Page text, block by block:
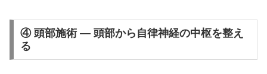
④ 頭部施術 — 頭部から自律神経の中枢を整え
る